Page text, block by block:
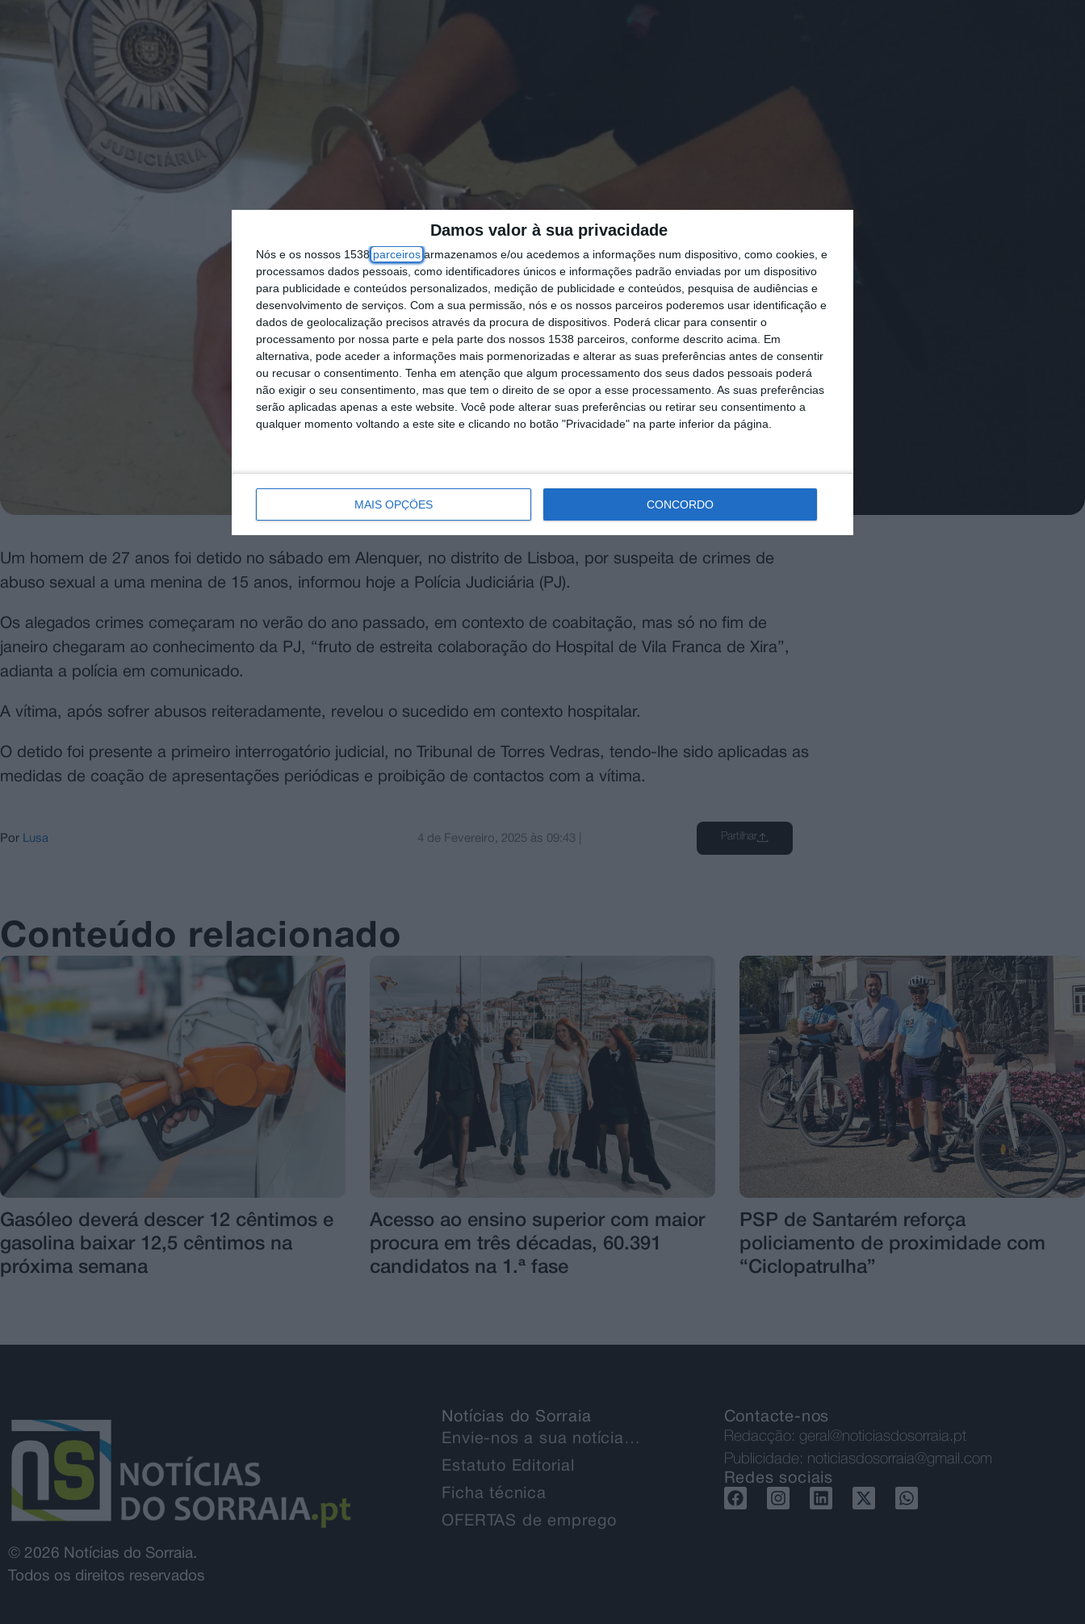
Damos valor à sua privacidade
Nós e os nossos 1538 parceiros armazenamos e/ou acedemos a informações num dispositivo, como cookies, e
processamos dados pessoais, como identificadores únicos e informações padrão enviadas por um dispositivo
para publicidade e conteúdos personalizados, medição de publicidade e conteúdos, pesquisa de audiências e
desenvolvimento de serviços. Com a sua permissão, nós e os nossos parceiros poderemos usar identificação e
dados de geolocalização precisos através da procura de dispositivos. Poderá clicar para consentir o
processamento por nossa parte e pela parte dos nossos 1538 parceiros, conforme descrito acima. Em
alternativa, pode aceder a informações mais pormenorizadas e alterar as suas preferências antes de consentir
ou recusar o consentimento. Tenha em atenção que algum processamento dos seus dados pessoais poderá
não exigir o seu consentimento, mas que tem o direito de se opor a esse processamento. As suas preferências
serão aplicadas apenas a este website. Você pode alterar suas preferências ou retirar seu consentimento a
qualquer momento voltando a este site e clicando no botão "Privacidade" na parte inferior da página.
MAIS OPÇÕES CONCORDO
Um homem de 27 anos foi detido no sábado em Alenquer, no distrito de Lisboa, por suspeita de crimes de
abuso sexual a uma menina de 15 anos, informou hoje a Polícia Judiciária (PJ).
Os alegados crimes começaram no verão do ano passado, em contexto de coabitação, mas só no fim de
janeiro chegaram ao conhecimento da PJ, “fruto de estreita colaboração do Hospital de Vila Franca de Xira”,
adianta a polícia em comunicado.
A vítima, após sofrer abusos reiteradamente, revelou o sucedido em contexto hospitalar.
O detido foi presente a primeiro interrogatório judicial, no Tribunal de Torres Vedras, tendo-lhe sido aplicadas as
medidas de coação de apresentações periódicas e proibição de contactos com a vítima.
Por Lusa 4 de Fevereiro, 2025 às 09:43 Partilhar
Conteúdo relacionado
Gasóleo deverá descer 12 cêntimos e
gasolina baixar 12,5 cêntimos na
próxima semana
Acesso ao ensino superior com maior
procura em três décadas, 60.391
candidatos na 1.ª fase
PSP de Santarém reforça
policiamento de proximidade com
“Ciclopatrulha”
© 2026 Notícias do Sorraia.
Todos os direitos reservados
Notícias do Sorraia
Envie-nos a sua notícia…
Estatuto Editorial
Ficha técnica
OFERTAS de emprego
Contacte-nos
Redacção: geral@noticiasdosorraia.pt
Publicidade: noticiasdosorraia@gmail.com
Redes sociais